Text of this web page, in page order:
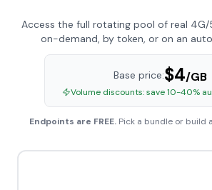
Access the full rotating pool of real 4G/
on-demand, by token, or on an
Base price:$4/GB
Volume discounts: save 10-40%
Endpoints are FREE.Pick a bundle or build